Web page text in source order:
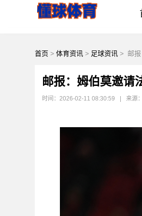
首页 > 体育资讯 > 足球资讯 > 邮
邮报：姆伯莫邀请
时间：2026-02-11 08:30:59 来源